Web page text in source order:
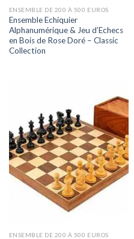
ENSEMBLE DE 200 À 500 EUROS
Ensemble Echiquier
Alphanumérique & Jeu d’Echecs
en Bois de Rose Doré – Classic
Collection
ENSEMBLE DE 200 À 500 EUROS